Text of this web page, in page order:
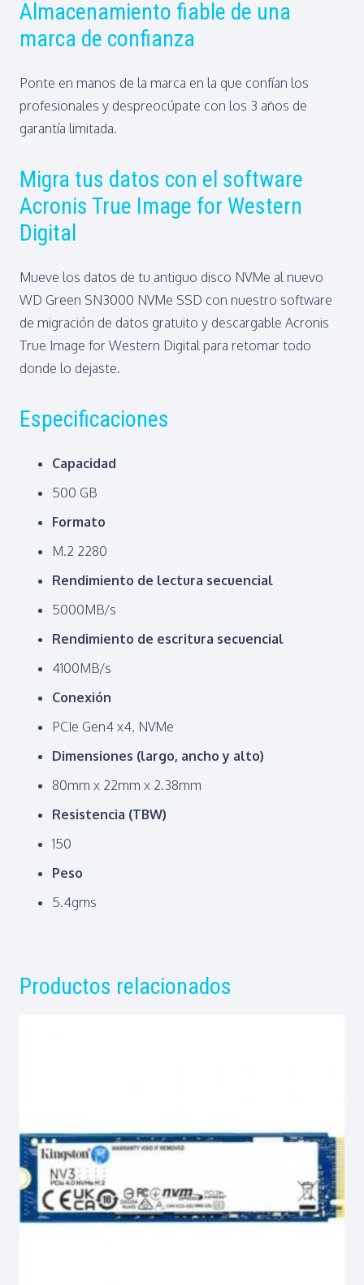
Almacenamiento fiable de una
marca de confianza
Ponte en manos de la marca en la que confían los
profesionales y despreocúpate con los 3 años de
garantía limitada.
Migra tus datos con el software
Acronis True Image for Western
Digital
Mueve los datos de tu antiguo disco NVMe al nuevo
WD Green SN3000 NVMe SSD con nuestro software
de migración de datos gratuito y descargable Acronis
True Image for Western Digital para retomar todo
donde lo dejaste.
Especificaciones
Capacidad
500 GB
Formato
M.2 2280
Rendimiento de lectura secuencial
5000MB/s
Rendimiento de escritura secuencial
4100MB/s
Conexión
PCIe Gen4 x4, NVMe
Dimensiones (largo, ancho y alto)
80mm x 22mm x 2.38mm
Resistencia (TBW)
150
Peso
5.4gms
Productos relacionados